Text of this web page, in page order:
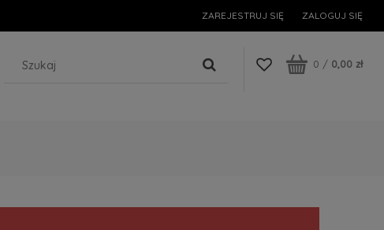
ZAREJESTRUJ SIĘ ZALOGUJ SIĘ
0 / 0,00 zł